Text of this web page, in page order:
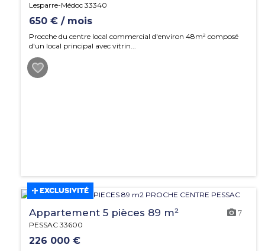
Lesparre-Médoc 33340
650 € / mois
Procche du centre local commercial d'environ 48m² composé
d'un local principal avec vitrin...
EXCLUSIVITÉ
Appartement 5 pièces 89 m² 7
PESSAC 33600
226 000 €